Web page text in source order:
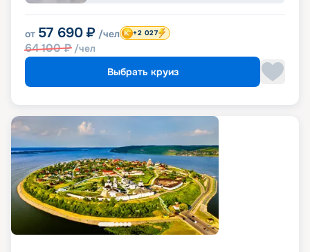
от 57 690 ₽ /чел
64 100₽ /чел
+2 027
Выбрать круиз